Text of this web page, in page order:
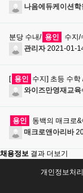
나음에듀케이션학
분당 수내/ 용인
수지/
관리자 2021-01-
[ 용인 수지] 초등 수학
와이즈만영재교육
용인
동백의 매크로
매크로앤아리바
채용정보 결과 더보기
개인정보처